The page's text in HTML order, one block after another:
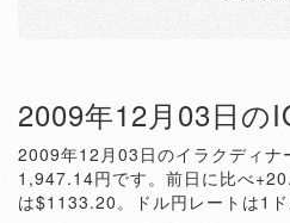
2009年12月03日の
2009年12月03日のイラクディナ
1,947.14円です。前日に比べ
は$1133.20。ドル円レートは1ド